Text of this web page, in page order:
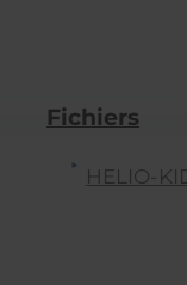
Fichiers
HELIO-